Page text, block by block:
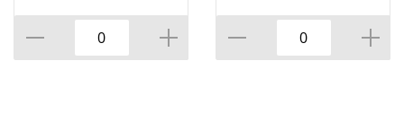
Цвет рукоятки : Синий
Вес в упаковке : 0,07 кг
Марка стали : AISI 420
ПОДСТАВКЕ 8 ПР.,
КОР=6НАБОР.